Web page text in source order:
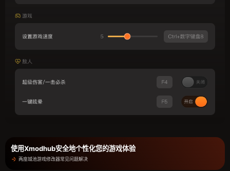
使用Xmodhub安全地个性化您的游戏体验
两座城池游戏修改器常见问题解决